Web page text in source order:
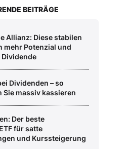
BEITRÄGE
Allianz: Diese stabilen
mehr Potenzial und
Dividende
Dividenden – so
Sie massiv kassieren
Der beste
für satte
und Kurssteigerung